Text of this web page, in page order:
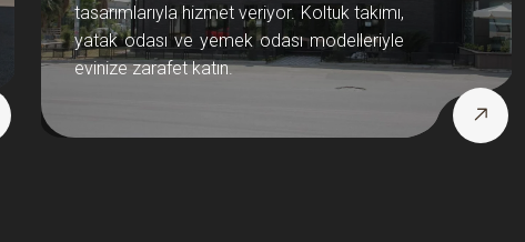
tasarımlarıyla hizmet veriyor. Koltuk takımı,
yatak odası ve yemek odası modelleriyle
evinize zarafet katın.